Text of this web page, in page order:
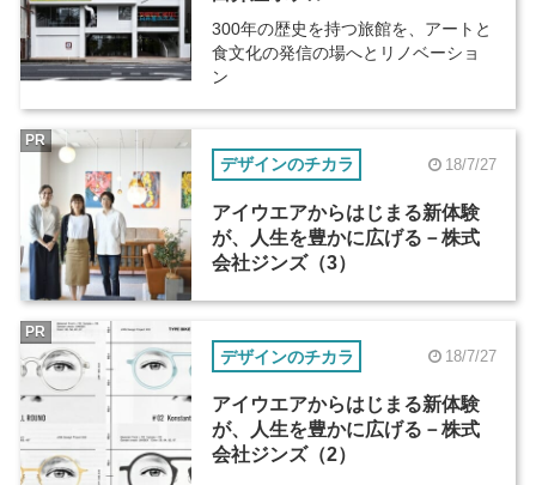
300年の歴史を持つ旅館を、アートと
食文化の発信の場へとリノベーショ
ン
デザインのチカラ 18/7/27
アイウエアからはじまる新体験
が、人生を豊かに広げる－株式
会社ジンズ（3）
PR
デザインのチカラ 18/7/27
アイウエアからはじまる新体験
が、人生を豊かに広げる－株式
会社ジンズ（2）
PR